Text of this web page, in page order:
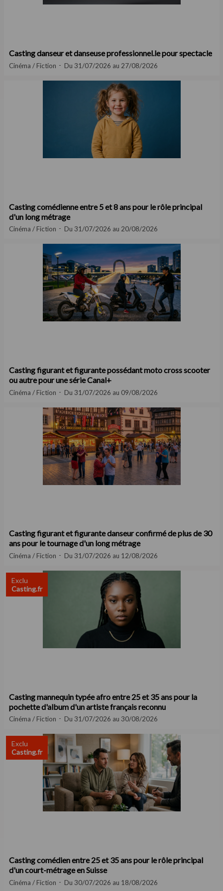
Casting danseur et danseuse professionnel.le pour spectacle
Cinéma / Fiction Du 31/07/2026 au 27/08/2026
Casting comédienne entre 5 et 8 ans pour le rôle principal
d'un long métrage
Cinéma / Fiction Du 31/07/2026 au 20/08/2026
Casting figurant et figurante possédant moto cross scooter
ou autre pour une série Canal+
Cinéma / Fiction Du 31/07/2026 au 09/08/2026
Casting figurant et figurante danseur confirmé de plus de 30
ans pour le tournage d'un long métrage
Cinéma / Fiction Du 31/07/2026 au 12/08/2026
Exclu
Casting.fr
Casting mannequin typée afro entre 25 et 35 ans pour la
pochette d'album d'un artiste français reconnu
Cinéma / Fiction Du 31/07/2026 au 30/08/2026
Exclu
Casting.fr
Casting comédien entre 25 et 35 ans pour le rôle principal
d'un court-métrage en Suisse
Cinéma / Fiction Du 30/07/2026 au 18/08/2026